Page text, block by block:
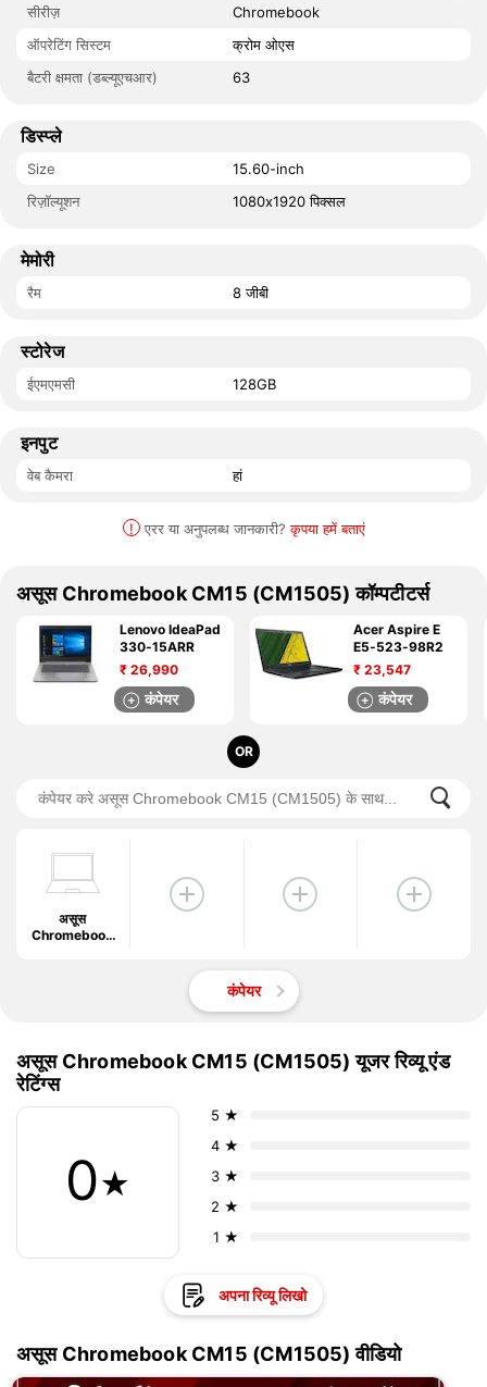
सीरीज़
Chromebook
ऑपरेटिंग सिस्टम
क्रोम ओएस
बैटरी क्षमता (डब्ल्यूएचआर)
63
डिस्प्ले
Size
15.60-inch
रिज़ॉल्यूशन
1080x1920 पिक्सल
मेमोरी
रैम 8 जीबी
स्टोरेज
ईएमएमसी 128GB
इनपुट
वेब कैमरा हां
! एरर या अनुपलब्ध जानकारी?कृपया हमें बताएं
असूस Chromebook CM15 (CM1505) कॉम्पटीटर्स
Lenovo IdeaPad
330-15ARR
₹ 26,990
कंपेयर
Acer Aspire E
E5-523-98R2
₹ 23,547
कंपेयर
OR
असूस
Chromebook
कंपेयर
असूस Chromebook CM15 (CM1505) यूजर रिव्यू एंड
रेटिंग्स
0★
5 ★
4 ★
3 ★
2 ★
1 ★
अपना रिव्यू लिखो
असूस Chromebook CM15 (CM1505) वीडियो